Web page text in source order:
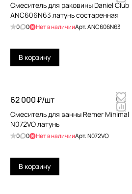
Смеситель для раковины Daniel Club
ANC606N63 латунь состаренная
0 0 Нет в наличииАрт.ANC606N63
В корзину
62 000 ₽/шт
Смеситель для ванны Remer Minimal
N072VO латунь
0 0 Нет в наличииАрт.N072VO
В корзину